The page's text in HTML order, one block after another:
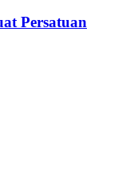
Persatuan